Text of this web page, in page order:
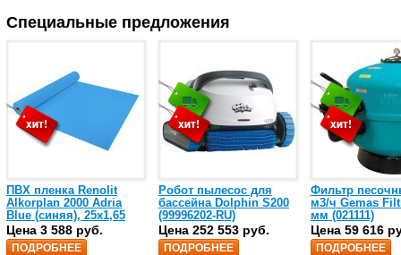
Специальные предложения
ПВХ пленка Renolit
Alkorplan 2000 Adria
Blue (синяя), 25х1,65
(35216203)
Цена 3 588 руб.
ПОДРОБНЕЕ
Робот пылесос для
бассейна Dolphin S200
(99996202-RU)
Цена 252 553 руб.
ПОДРОБНЕЕ
Фильтр
м3/ч Gemas
мм (021111)
Цена 59 616
ПОДРОБНЕЕ